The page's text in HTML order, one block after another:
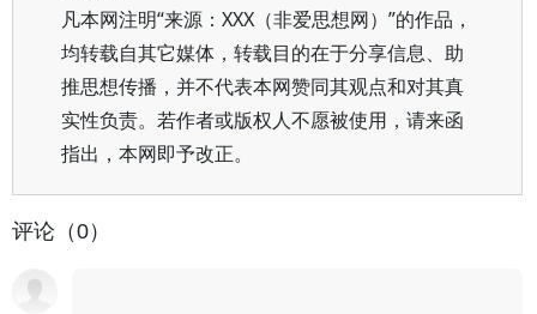
凡本网注明“来源：XXX（非爱思想网）”的作品，
均转载自其它媒体，转载目的在于分享信息、助
推思想传播，并不代表本网赞同其观点和对其真
实性负责。若作者或版权人不愿被使用，请来函
指出，本网即予改正。
评论（0）